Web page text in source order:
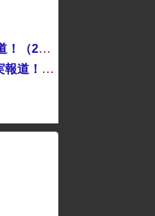
中国「衝突事故！（2025年」中国軍と中国海警局「ﾌｨﾘﾋﾟﾝ船の追跡中に衝突！（8/11」中国「2人死亡」中国政府「1年間隠蔽」日本「隠蔽された事実報道！（2026年」→
中国「衝突事故！（2025年」中国軍と中国海警局「フィリピン船の追跡中に衝突！（8/11」中国「2人死亡」中国政府「1年間隠蔽」日本「隠蔽された事実報道！（2026年」→